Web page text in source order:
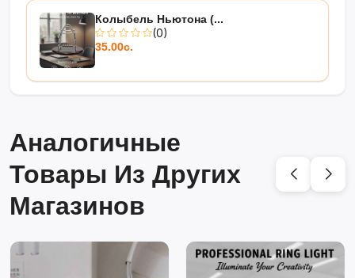
Колыбель Ньютона (...
(0)
35.00с.
Аналогичные
Товары Из Других
Магазинов